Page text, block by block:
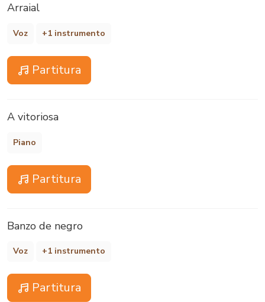
Arraial
Voz +1 instrumento
Partitura
A vitoriosa
Piano
Partitura
Banzo de negro
Voz +1 instrumento
Partitura